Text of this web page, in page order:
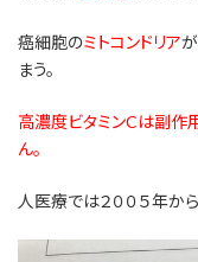
癌細胞のミトコンドリア
まう。
高濃度ビタミンCは副作
ん。
人医療では２００５年か